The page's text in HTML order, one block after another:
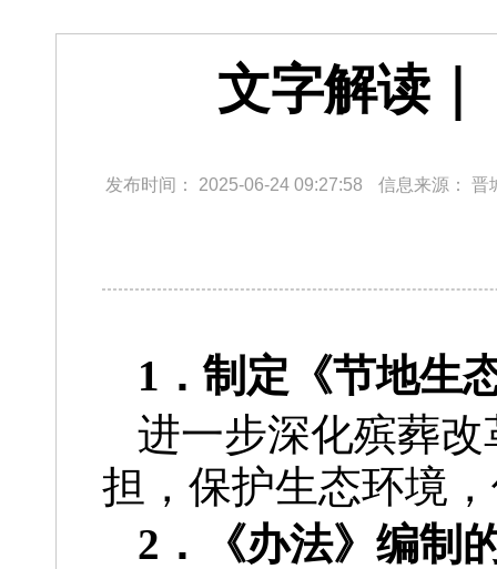
文字解读
发布时间： 2025-06-24 09:27:58 信息来源： 晋
1．制定《节地生
进一步深化殡葬
担，保护生态环境
2．《办法》编制